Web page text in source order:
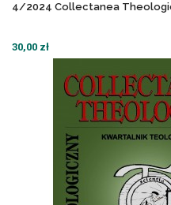
4/2024 Collectanea
30,00 zł